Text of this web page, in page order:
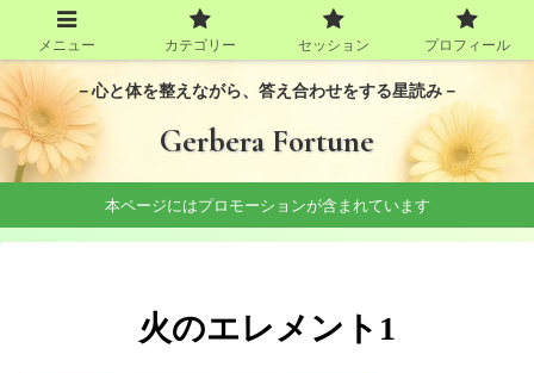
－心と体を整えながら、答え合わせをする星読み－
Gerbera Fortune
本ページにはプロモーションが含まれています
火のエレメント1
メニュー カテゴリー セッション プロフィール